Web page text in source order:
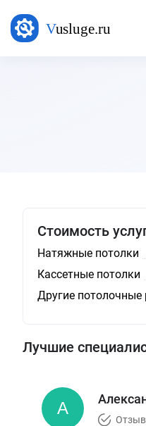
Стоимость
Натяжные потолки
Кассетные потолки
Другие потолочные
Лучшие